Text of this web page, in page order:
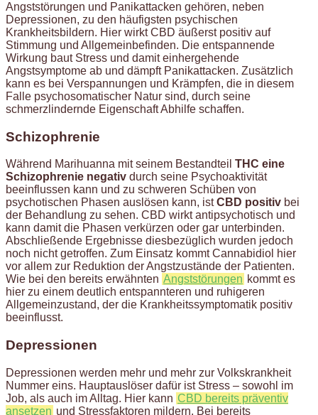
Angststörungen und Panikattacken gehören, neben
Depressionen, zu den häufigsten psychischen
Krankheitsbildern. Hier wirkt CBD äußerst positiv auf
Stimmung und Allgemeinbefinden. Die entspannende
Wirkung baut Stress und damit einhergehende
Angstsymptome ab und dämpft Panikattacken. Zusätzlich
kann es bei Verspannungen und Krämpfen, die in diesem
Falle psychosomatischer Natur sind, durch seine
schmerzlindernde Eigenschaft Abhilfe schaffen.
Schizophrenie
Während Marihuanna mit seinem Bestandteil THC eine
Schizophrenie negativ durch seine Psychoaktivität
beeinflussen kann und zu schweren Schüben von
psychotischen Phasen auslösen kann, istCBD positiv bei
der Behandlung zu sehen. CBD wirkt antipsychotisch und
kann damit die Phasen verkürzen oder gar unterbinden.
Abschließende Ergebnisse diesbezüglich wurden jedoch
noch nicht getroffen. Zum Einsatz kommt Cannabidiol hier
vor allem zur Reduktion der Angstzustände der Patienten.
Wie bei den bereits erwähnten Angststörungen kommt es
hier zu einem deutlich entspannteren und ruhigeren
Allgemeinzustand, der die Krankheitssymptomatik positiv
beeinflusst.
Depressionen
Depressionen werden mehr und mehr zur Volkskrankheit
Nummer eins. Hauptauslöser dafür ist Stress – sowohl im
Job, als auch im Alltag. Hier kann CBD bereits präventiv
ansetzen und Stressfaktoren mildern. Bei bereits